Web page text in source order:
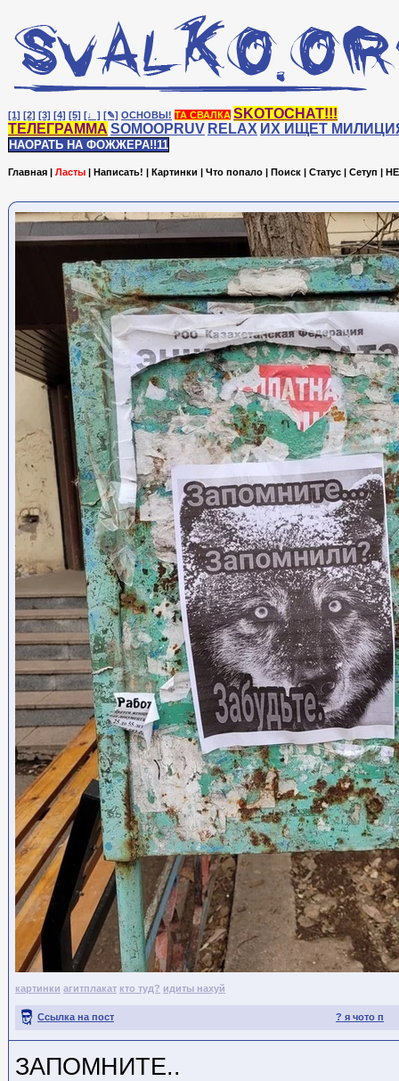
[1] [2] [3] [4] [5] [♩] [✎] ОСНОВЫ! ТА СВАЛКА SKOTOCHAT!!!
ТЕЛЕГРАММА SOMOOPRUV RELAX ИХ ИЩЕТ
НАОРАТЬ НА ФОЖЖЕРА!!11
Главная | Ласты | Написать! | Картинки | Что попало | Поиск | Статус | Сетуп |
картинки агитплакат кто туд? идиты нахуй
? я чото п
Ссылка на пост
ЗАПОМНИТЕ..